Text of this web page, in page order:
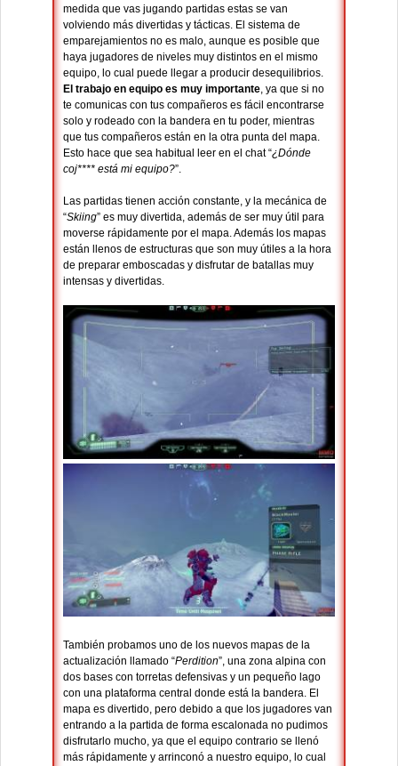
medida que vas jugando partidas estas se van
volviendo más divertidas y tácticas. El sistema de
emparejamientos no es malo, aunque es posible que
haya jugadores de niveles muy distintos en el mismo
equipo, lo cual puede llegar a producir desequilibrios.
El trabajo en equipo es muy importante, ya que si no
te comunicas con tus compañeros es fácil encontrarse
solo y rodeado con la bandera en tu poder, mientras
que tus compañeros están en la otra punta del mapa.
Esto hace que sea habitual leer en el chat “¿Dónde
coj**** está mi equipo?”.
Las partidas tienen acción constante, y la mecánica de
“Skiing” es muy divertida, además de ser muy útil para
moverse rápidamente por el mapa. Además los mapas
están llenos de estructuras que son muy útiles a la hora
de preparar emboscadas y disfrutar de batallas muy
intensas y divertidas.
También probamos uno de los nuevos mapas de la
actualización llamado “Perdition”, una zona alpina con
dos bases con torretas defensivas y un pequeño lago
con una plataforma central donde está la bandera. El
mapa es divertido, pero debido a que los jugadores van
entrando a la partida de forma escalonada no pudimos
disfrutarlo mucho, ya que el equipo contrario se llenó
más rápidamente y arrinconó a nuestro equipo, lo cual